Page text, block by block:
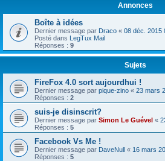
Annonces
Boîte à idées
Dernier message par Draco « 08 déc. 2015
Posté dans LegTux Mail
Réponses : 9
Sujets
FireFox 4.0 sort aujourdhui !
Dernier message par pique-zino « 23 mars
Réponses : 2
suis-je disinscrit?
Dernier message par Simon Le Guével «
Réponses : 5
Facebook Vs Me !
Dernier message par DaveNull « 16 mars
Réponses : 5